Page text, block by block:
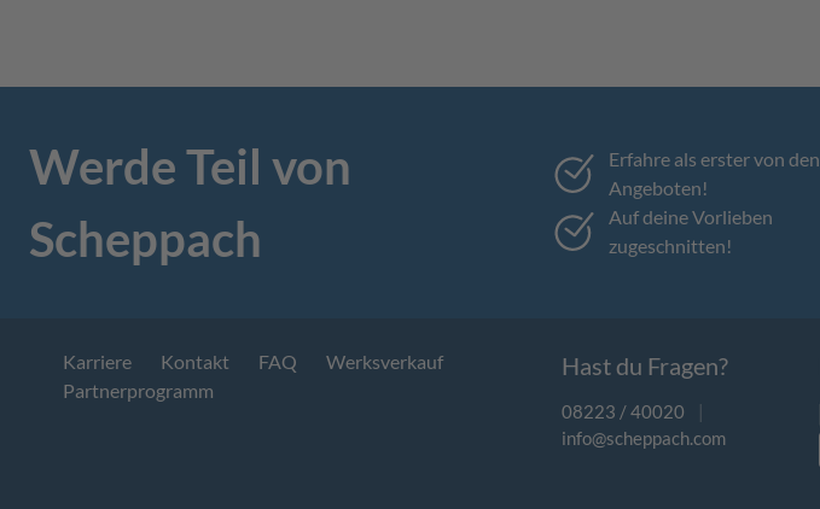
Werde Teil von
Scheppach
Erfahre als erster von den
Angeboten!
Auf deine Vorlieben
zugeschnitten!
Karriere Kontakt FAQ
Werksverkauf
Partnerprogramm
Hast du Fragen?
08223 / 40020
|
info@scheppach.com